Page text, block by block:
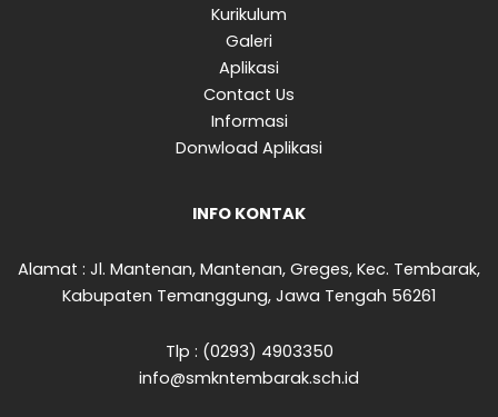
Kurikulum
Galeri
Aplikasi
Contact Us
Informasi
Donwload Aplikasi
INFO KONTAK
Alamat : Jl. Mantenan, Mantenan, Greges, Kec. Tembarak,
Kabupaten Temanggung, Jawa Tengah 56261
Tlp : (0293) 4903350
info@smkntembarak.sch.id